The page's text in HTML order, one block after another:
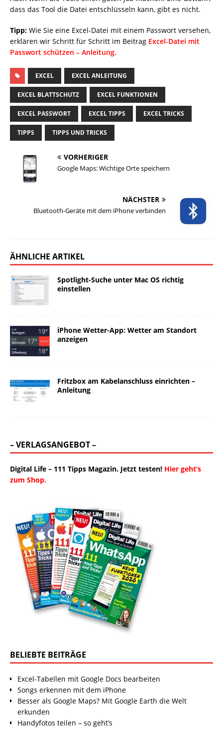
dass das Tool die Datei entschlüsseln kann, gibt es nicht.
Tipp: Wie Sie eine Excel-Datei mit einem Passwort versehen,
erklären wir Schritt für Schritt im Beitrag Excel-Datei mit
Passwort schützen – Anleitung.
EXCEL EXCEL ANLEITUNG
EXCEL BLATTSCHUTZ EXCEL FUNKTIONEN
EXCEL PASSWORT EXCEL TIPPS EXCEL TRICKS
TIPPS TIPPS UND TRICKS
VORHERIGER
Google Maps: Wichtige Orte speichern
NÄCHSTER
Bluetooth-Geräte mit dem iPhone verbinden
ÄHNLICHE ARTIKEL
Spotlight-Suche unter Mac OS richtig
einstellen
iPhone Wetter-App: Wetter am Standort
anzeigen
Fritzbox am Kabelanschluss einrichten –
Anleitung
– VERLAGSANGEBOT –
Digital Life – 111 Tipps Magazin. Jetzt testen! Hier geht’s
zum Shop.
BELIEBTE BEITRÄGE
Excel-Tabellen mit Google Docs bearbeiten
Songs erkennen mit dem iPhone
Besser als Google Maps? Mit Google Earth die Welt
erkunden
Handyfotos teilen – so geht’s